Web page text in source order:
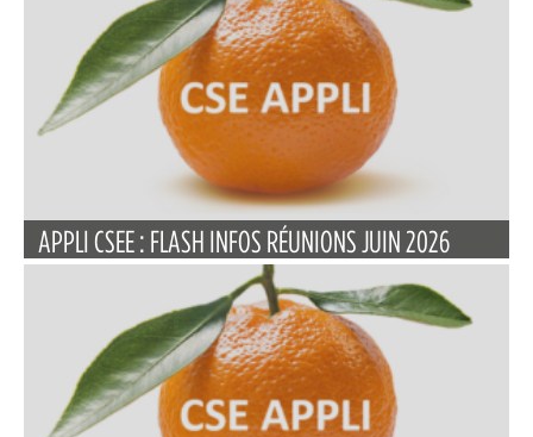
APPLI CSEE : FLASH INFOS RÉUNIONS JUIN 2026